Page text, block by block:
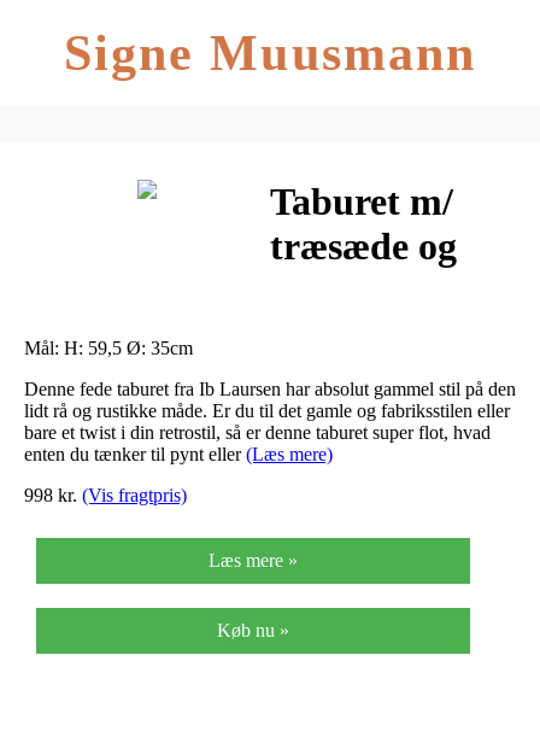
Signe Muusmann
Taburet m/
træsæde og
Mål: H: 59,5 Ø: 35cm
Denne fede taburet fra Ib Laursen har absolut gammel stil på den
lidt rå og rustikke måde. Er du til det gamle og fabriksstilen eller
bare et twist i din retrostil, så er denne taburet super flot, hvad
enten du tænker til pynt eller(Læs mere)
998 kr. (Vis fragtpris)
Læs mere »
Køb nu »